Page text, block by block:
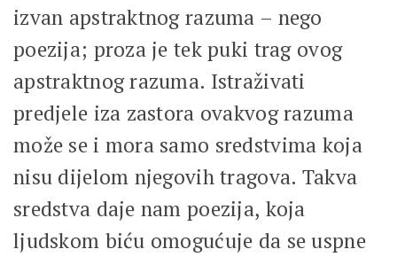
izvan apstraktnog razuma – nego
poezija; proza je tek puki trag ovog
apstraktnog razuma. Istraživati
predjele iza zastora ovakvog razuma
može se i mora samo sredstvima koja
nisu dijelom njegovih tragova. Takva
sredstva daje nam poezija, koja
ljudskom biću omogućuje da se uspne